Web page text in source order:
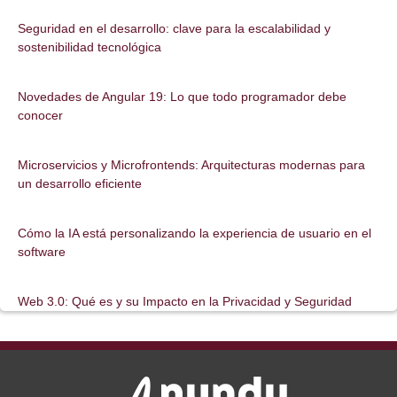
Seguridad en el desarrollo: clave para la escalabilidad y
sostenibilidad tecnológica
Novedades de Angular 19: Lo que todo programador debe
conocer
Microservicios y Microfrontends: Arquitecturas modernas para
un desarrollo eficiente
Cómo la IA está personalizando la experiencia de usuario en el
software
Web 3.0: Qué es y su Impacto en la Privacidad y Seguridad